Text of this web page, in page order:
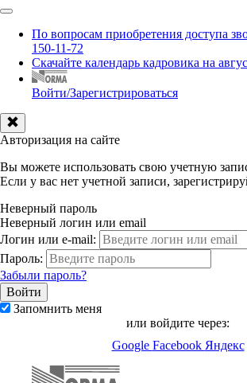
По вопросам приобретения доступа
150-11-72
Скачайте календарь кадровика на
Войти/Зарегистрироваться
Авторизация на сайте
Вы можете использовать свою учетную
Если у вас нет учетной записи,
Неверный пароль
Неверный логин или email
Логин или e-mail:
Пароль:
Забыли пароль?
Запомнить меня
или войдите через:
Google Facebook Яндекс